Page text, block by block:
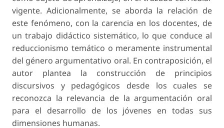
vigente. Adicionalmente, se aborda la relación de
este fenómeno, con la carencia en los docentes, de
un trabajo didáctico sistemático, lo que conduce al
reduccionismo temático o meramente instrumental
del género argumentativo oral. En contraposición, el
autor plantea la construcción de principios
discursivos y pedagógicos desde los cuales se
reconozca la relevancia de la argumentación oral
para el desarrollo de los jóvenes en todas sus
dimensiones humanas.